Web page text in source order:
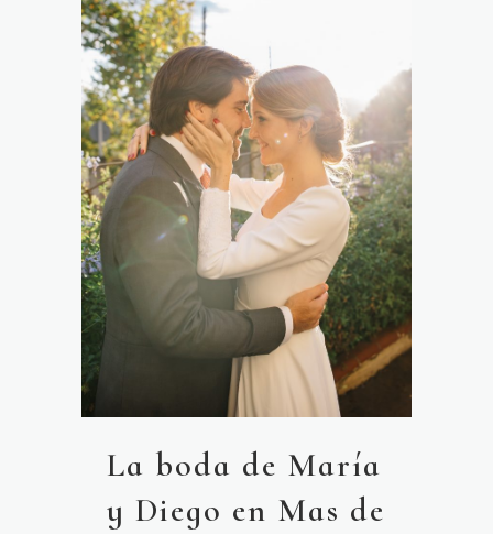
La boda de María
y Diego en Mas de